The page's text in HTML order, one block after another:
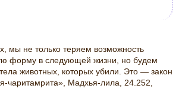
мы не только теряем возможность
форму в следующей жизни, но будем
животных, которых убили. Это — закон
чаритамрита», Мадхья-лила, 24.252,